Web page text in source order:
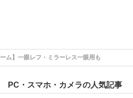
ム】一眼レフ・ミラーレス一眼用も
PC・スマホ・カメラの人気記事